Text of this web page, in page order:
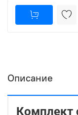
Описание
Комплект